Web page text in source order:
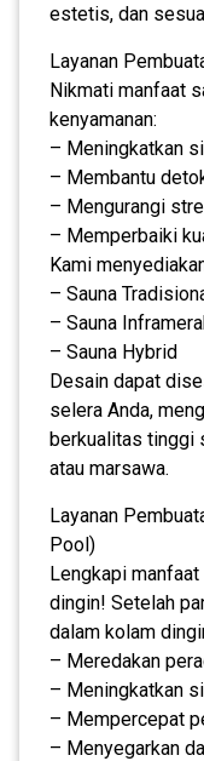
estetis, dan
Layanan
Nikmati manfaat
kenyamanan:
– Meningkatkan
– Membantu
– Mengurangi
– Memperbaiki
Kami
– Sauna
– Sauna
– Sauna Hybrid
Desain dapat
selera Anda,
berkualitas tinggi
atau marsawa.
Layanan
Pool)
Lengkapi
dingin! Setelah
dalam kolam
– Meredakan
– Meningkatkan
– Mempercepat
– Menyegarkan